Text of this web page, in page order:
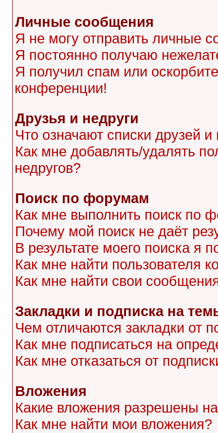
Личные сообщения
Я не могу отправить личные
Я постоянно получаю
Я получил спам или
конференции!
Друзья и недруги
Что означают списки друзей и
Как мне добавлять/удалять
недругов?
Поиск по форумам
Как мне выполнить поиск по
Почему мой поиск не даёт
В результате моего поиска я
Как мне найти пользователя
Как мне найти свои
Закладки и подписка на
Чем отличаются закладки от
Как мне подписаться на
Как мне отказаться от
Вложения
Какие вложения разрешены
Как мне найти мои вложения?